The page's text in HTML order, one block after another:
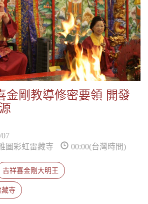
金剛教導修密要領 開發
圖彩虹雷藏寺
00:00(台灣時間)
吉祥喜金剛大明王
藏寺